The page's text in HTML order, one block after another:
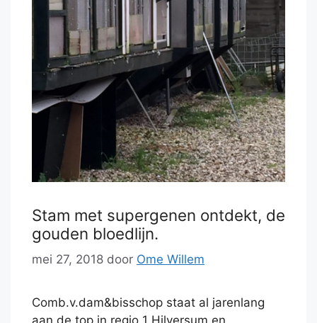
Stam met supergenen ontdekt, de
gouden bloedlijn.
mei 27, 2018 door Ome Willem
Comb.v.dam&bisschop staat al jarenlang